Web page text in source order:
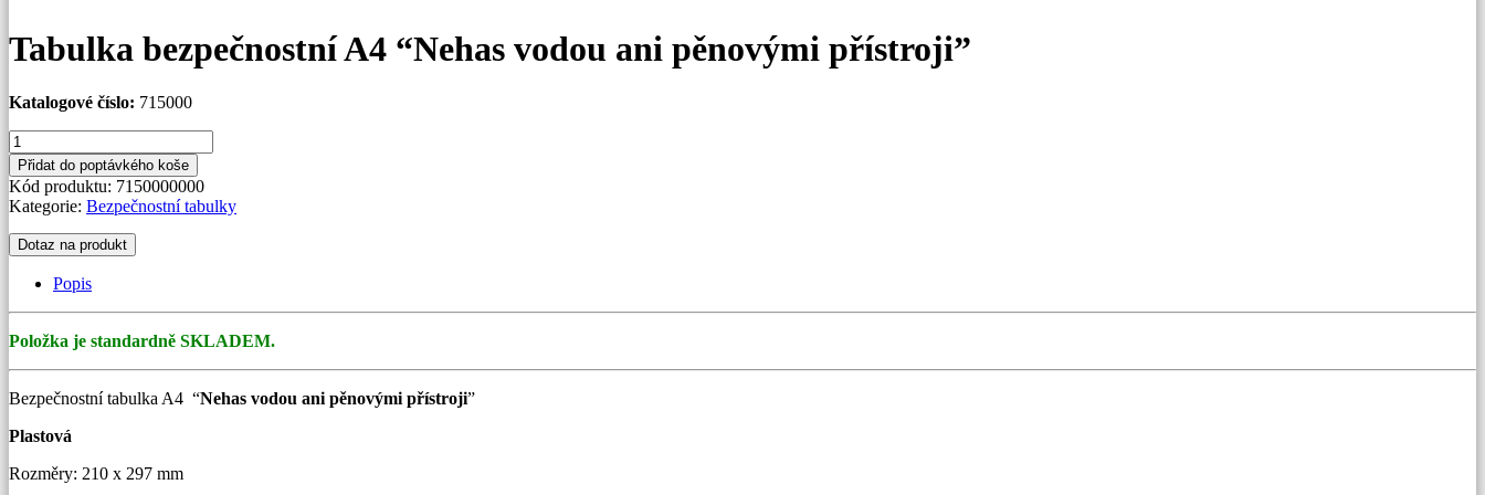
Tabulka bezpečnostní A4 “Nehas vodou ani pěnovými přístroji”
Katalogové číslo: 715000
Tabulka
bezpečnostní
A4
"Nehas
vodou
ani
pěnovými
přístroji"
množství
Přidat do poptávkého koše
Kód produktu: 7150000000
Kategorie: Bezpečnostní tabulky
Dotaz na produkt
Popis
Položka je standardně SKLADEM.
Bezpečnostní tabulka A4 “Nehas vodou ani pěnovými přístroji”
Plastová
Rozměry: 210 x 297 mm